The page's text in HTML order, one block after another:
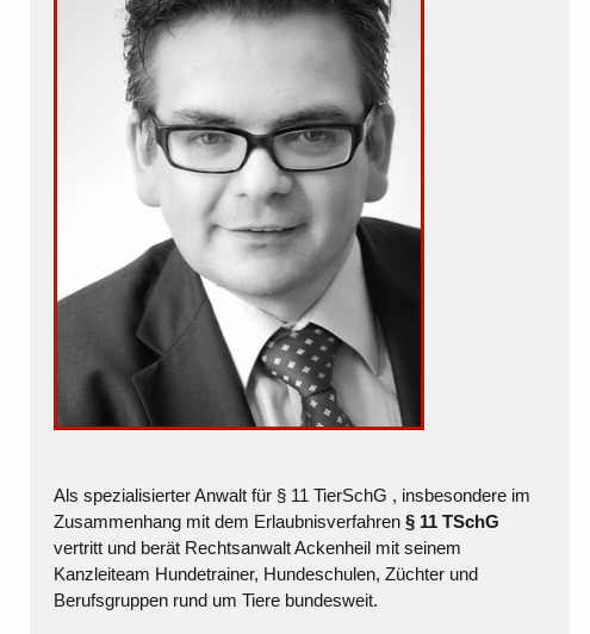
Als spezialisierter Anwalt für § 11 TierSchG , insbesondere im
Zusammenhang mit dem Erlaubnisverfahren § 11 TSchG
vertritt und berät Rechtsanwalt Ackenheil mit seinem
Kanzleiteam Hundetrainer, Hundeschulen, Züchter und
Berufsgruppen rund um Tiere bundesweit.